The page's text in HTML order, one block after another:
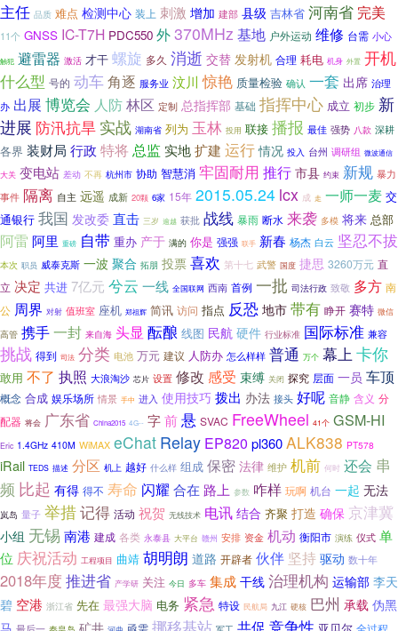
主任 品质 难点 检测中心 装上 刺激 增加 建部 县级 吉林省 河南省 完美
11个 GNSS IC-T7H PDC550 外370MHz 基地 户外运动 维修 台需 小心
触犯 避雷器 激活 才干 螺旋 多久 消逝 交替 发射机 合理 耗电 机身 外置 开机
什么型 号的 动车角逐 服务业 汶川 惊艳 质量检验 确认 一套 出席 治理
办 出展 博览会 人防林区 定制 总指挥部 基础 指挥中心 成立 初步 新
进展 防汛抗旱 实战 湖南省 列为 玉林 投用 联接 播报 最佳 强势 八款 深耕
各界 装财局 行政 特将 总监 实地扩建 运行 情况 投入 台州 调研组 微波通信
大关 变电站 差动 不再 杭州市 协助 智慧消 牢固耐用 推行 市县 约束 新规 暴力
事件 隔离 自主 远遥 成新 20颗 6家 15年 2015.05.24 lcx 成 走 一师一麦 交
通银行 我国 发改委 直击 三岁 逾越 获批 战线 暴雨 断水 来袭 多模 将来 总部
阿雷 阿里 重磅 自带 重办 产于 满的 你是 强强 联手 新春 杨杰 白云 坚忍不拔
本次 职员 威泰克斯 一波 聚合 拓朋 投票 喜欢 第十七 武警 国度 捷思 3260万元 直
立 决定 共进 7亿元 兮云 一线 全国联网 西南 首例 一批 司法行政 致敬 多方 南
公 周界 对射 值班室 座机 郑祖辉 简讯 访问 指点 反恐 地市 带有 睁开 赛特 微信
高管 携手一封 来自海 头显 酝酿 线图 民航 硬件 行业标准 国际标准 兼容
挑战 得到 司法 分类 电池 万元 建议 人防办 怎么样样 普通 万个 幕上 卡你
敢用 不了 执照 大浪淘沙 芯片 设置 修改 感受 束缚 关闭 探究 层面 一员 车顶
概念 合成 娱乐场所 情景 手中 进入 使用技巧 拨出 办法 接头 好呢 音静 含义 分
配器 将会 广东省 China2015 4G-- 字前悬 SVAC FreeWheel 41个 GSM-HI
Eric 1.4GHz 410M WiMAX eChat Relay EP820pl360ALK838 PT578
iRail TEDS 描述 分区 机上 越好 什么样 组成 保密 法律 维护 机前 何时 还会 串
频 比起 有得 得不 寿命 闪耀 合在 路上 参数 咋样 玩啊 机台 一起 无法
岚岛 量子 举措记得 活动 祝贺 无线技术 电讯 结合 齐聚 打造 确保 京津冀
小组 无锡 南港 建成 各类 永泰县 大平台 赣州 安排 资金 机动 衡阳市 演练 仪式 单
位 庆祝活动 工程项目 曲靖 胡明朗 道路 开辟者 伙伴 坚持 驱动 数十年
2018年度 推进省 产学研 关注 今日 多车 集成 干线 治理机构 运输部 李天
碧 空港 浙江省 先在 最强大脑 电务 紧急 特设 民航局 九江 硬核 巴州 承载 伪黑
马
矿井 亟需 挪移基站 竞争性 全过程